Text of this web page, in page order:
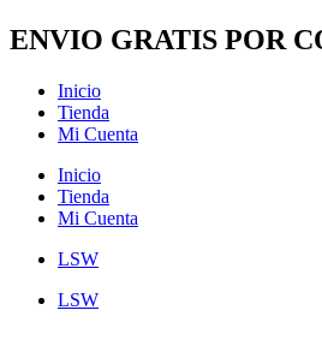
Ir
al
ENVIO GRATIS POR
Inicio
Tienda
Mi Cuenta
Inicio
Tienda
Mi Cuenta
LSW
LSW